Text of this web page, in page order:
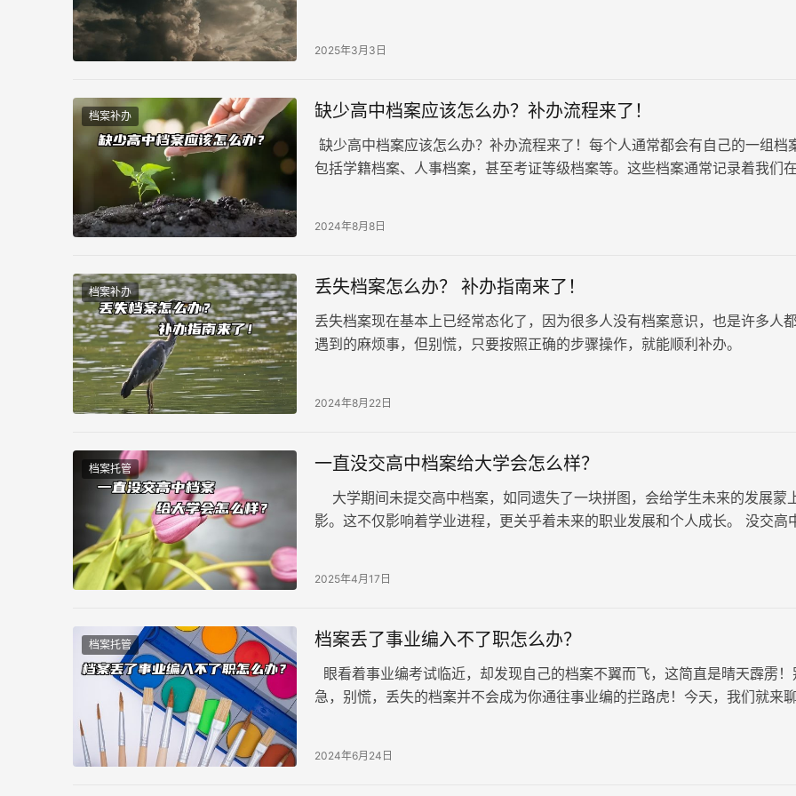
2025年3月3日
档案补办 缺少高中档案应该怎么办？补办流程来了！
缺少高中档案应该怎么办？补办流程来了！每个人通常都会有自己的一组档
包括学籍档案、人事档案，甚至考证等级档案等。这些档案通常记录着我们
2024年8月8日
档案补办 丢失档案怎么办？ 补办指南来了！
丢失档案现在基本上已经常态化了，因为很多人没有档案意识，也是许多人
遇到的麻烦事，但别慌，只要按照正确的步骤操作，就能顺利补办。
2024年8月22日
档案托管 一直没交高中档案给大学会怎么样？
大学期间未提交高中档案，如同遗失了一块拼图，会给学生未来的发展蒙
影。这不仅影响着学业进程，更关乎着未来的职业发展和个人成长。 没交高
2025年4月17日
档案托管 档案丢了事业编入不了职怎么办？
眼看着事业编考试临近，却发现自己的档案不翼而飞，这简直是晴天霹雳！
急，别慌，丢失的档案并不会成为你通往事业编的拦路虎！今天，我们就来
的关键一步！
2024年6月24日